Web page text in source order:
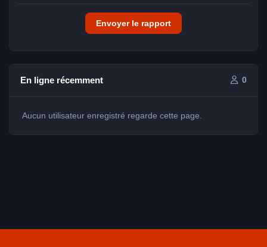
Envoyer le rapport
En ligne récemment 0
Aucun utilisateur enregistré regarde cette page.